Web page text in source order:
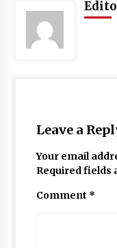
Leave a
Your email
Required fields
Comment *